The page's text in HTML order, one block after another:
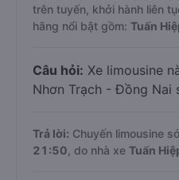
trên tuyến, khởi hành liên
hãng nổi bật gồm: Tuấn
Câu hỏi: Xe limousine
Nhơn Trạch - Đồng Nai
Trả lời: Chuyến limousine
21:50 , do nhà xe Tuấn